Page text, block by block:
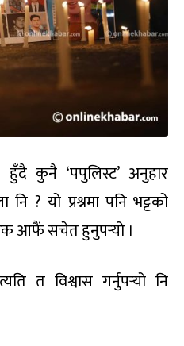
हुँदै कुनै ‘पपुलिस्ट’ अनुहार
? यो प्रश्नमा पनि भट्टको
आफैं सचेत हुनुपर्‍यो ।
त विश्वास गर्नुपर्‍यो नि